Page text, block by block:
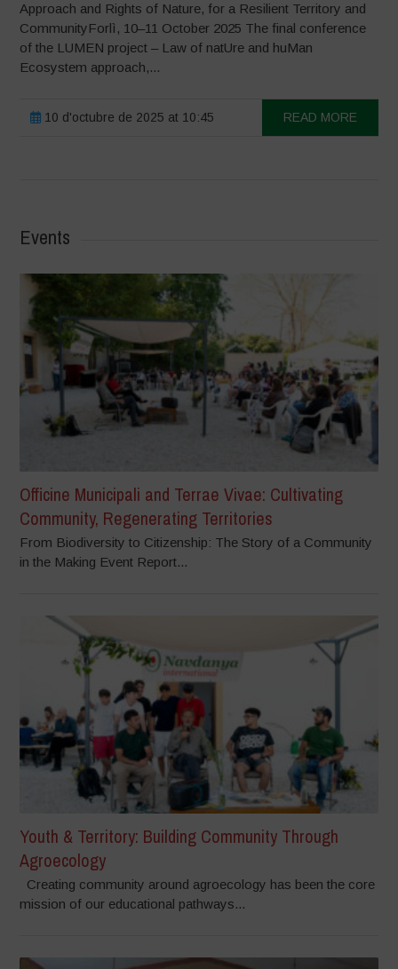
Approach and Rights of Nature, for a Resilient Territory and
CommunityForlì, 10–11 October 2025 The final conference
of the LUMEN project – Law of natUre and huMan
Ecosystem approach,...
10 d'octubre de 2025 at 10:45 READ MORE
Events
Officine Municipali and Terrae Vivae: Cultivating
Community, Regenerating Territories
From Biodiversity to Citizenship: The Story of a Community
in the Making Event Report...
Youth & Territory: Building Community Through
Agroecology
Creating community around agroecology has been the core
mission of our educational pathways...